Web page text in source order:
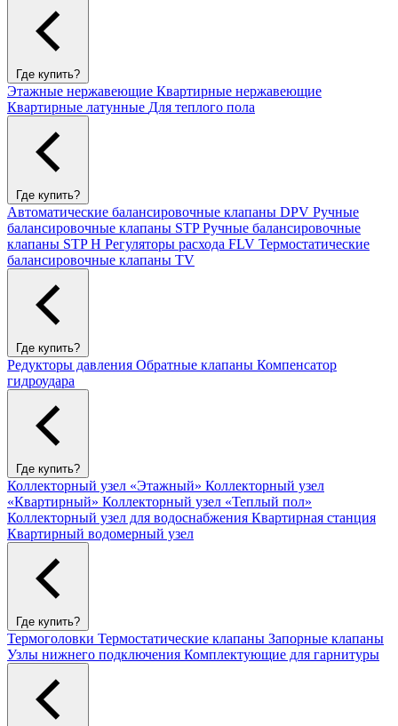
Где купить?
Этажные нержавеющие Квартирные нержавеющие
Квартирные латунные Для теплого пола
Где купить?
Автоматические балансировочные клапаны DPV Ручные
балансировочные клапаны STPРучные балансировочные
клапаны STP H Регуляторы расхода FLV Термостатические
балансировочные клапаны TV
Где купить?
Редукторы давления Обратные клапаны Компенсатор
гидроудара
Где купить?
Коллекторный узел «Этажный» Коллекторный узел
«Квартирный» Коллекторный узел «Теплый пол»
Коллекторный узел для водоснабжения Квартирная станция
Квартирный водомерный узел
Где купить?
Термоголовки Термостатические клапаны Запорные клапаны
Узлы нижнего подключения Комплектующие для гарнитуры